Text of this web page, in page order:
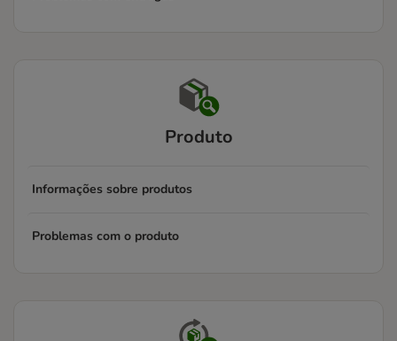
Produto
Informações sobre produtos
Problemas com o produto